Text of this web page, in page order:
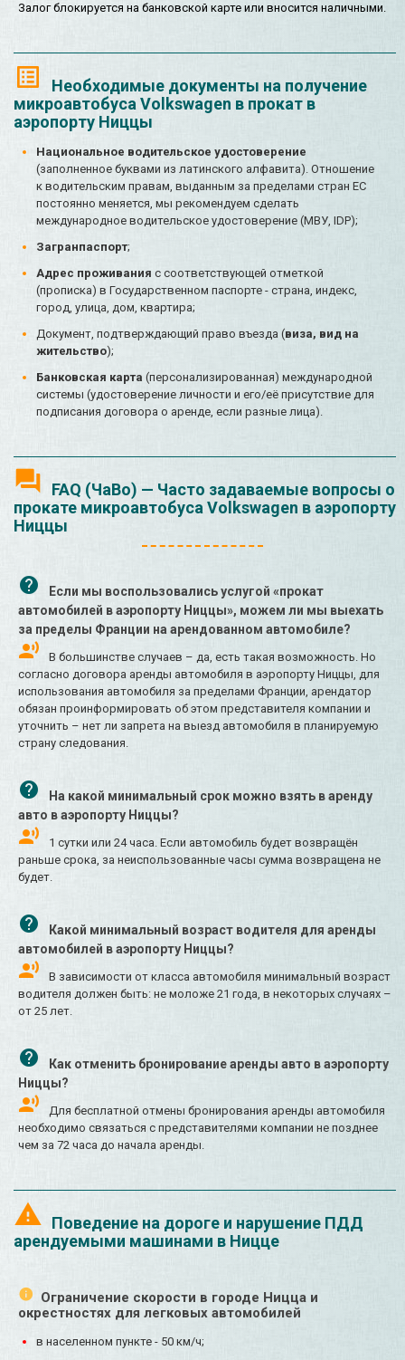
Залог блокируется на банковской карте или вносится наличными.
Необходимые документы на получение
микроавтобуса Volkswagen в прокат в
аэропорту Ниццы
Национальное водительское удостоверение
(заполненное буквами из латинского алфавита). Отношение
к водительским правам, выданным за пределами стран ЕС
постоянно меняется, мы рекомендуем сделать
международное водительское удостоверение (МВУ, IDP);
Загранпаспорт;
Адрес проживания с соответствующей отметкой
(прописка) в Государственном паспорте - страна, индекс,
город, улица, дом, квартира;
Документ, подтверждающий право въезда (виза, вид на
жительство);
Банковская карта (персонализированная) международной
системы (удостоверение личности и его/её присутствие для
подписания договора о аренде, если разные лица).
FAQ (ЧаВо) — Часто задаваемые вопросы о
прокате микроавтобуса Volkswagen в аэропорту
Ниццы
Если мы воспользовались услугой «прокат
автомобилей в аэропорту Ниццы», можем ли мы выехать
за пределы Франции на арендованном автомобиле?
В большинстве случаев – да, есть такая возможность. Но
согласно договора аренды автомобиля в аэропорту Ниццы, для
использования автомобиля за пределами Франции, арендатор
обязан проинформировать об этом представителя компании и
уточнить – нет ли запрета на выезд автомобиля в планируемую
страну следования.
На какой минимальный срок можно взять в аренду
авто в аэропорту Ниццы?
1 сутки или 24 часа. Если автомобиль будет возвращён
раньше срока, за неиспользованные часы сумма возвращена не
будет.
Какой минимальный возраст водителя для аренды
автомобилей в аэропорту Ниццы?
В зависимости от класса автомобиля минимальный возраст
водителя должен быть: не моложе 21 года, в некоторых случаях –
от 25 лет.
Как отменить бронирование аренды авто в аэропорту
Ниццы?
Для бесплатной отмены бронирования аренды автомобиля
необходимо связаться с представителями компании не позднее
чем за 72 часа до начала аренды.
Поведение на дороге и нарушение ПДД
арендуемыми машинами в Ницце
Ограничение скорости в городе Ницца и
окрестностях для легковых автомобилей
в населенном пункте - 50 км/ч;